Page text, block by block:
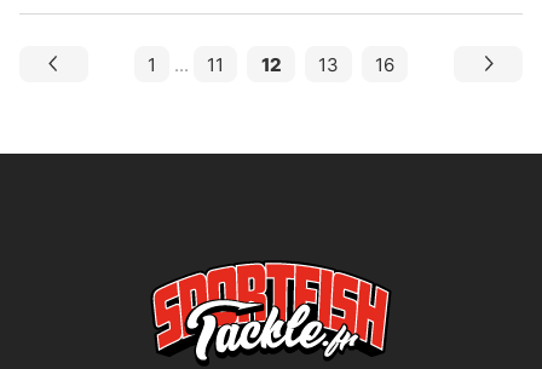
1 ... 11 12 13 16